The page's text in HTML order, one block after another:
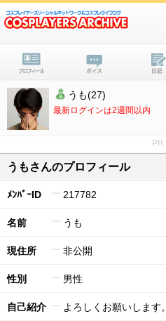
うも(27)
最新ログインは2週間以内
PR
うもさんのプロフィール
ﾒﾝﾊﾞｰID 217782
名前 うも
現住所 非公開
性別 男性
自己紹介 よろしくお願いします。